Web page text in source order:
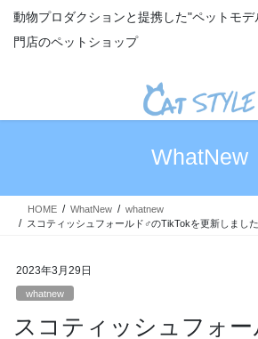
ス
ン
動物プロダクションと提携した"ペットモ
門店のペットショップ
WhatNew
HOME WhatNew
whatnew
スコティッシュフォールド♂のTikTokを更新しました
2023年3月29日
whatnew
スコティッシュフォ